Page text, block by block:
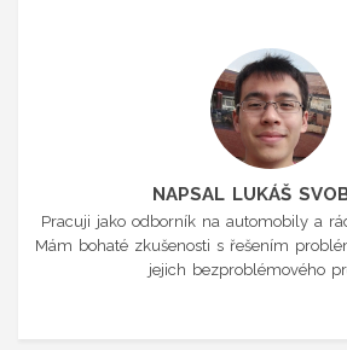
NAPSAL LUKÁŠ
Pracuji jako odborník na automobily a
Mám bohaté zkušenosti s řešením
jejich bezproblémového